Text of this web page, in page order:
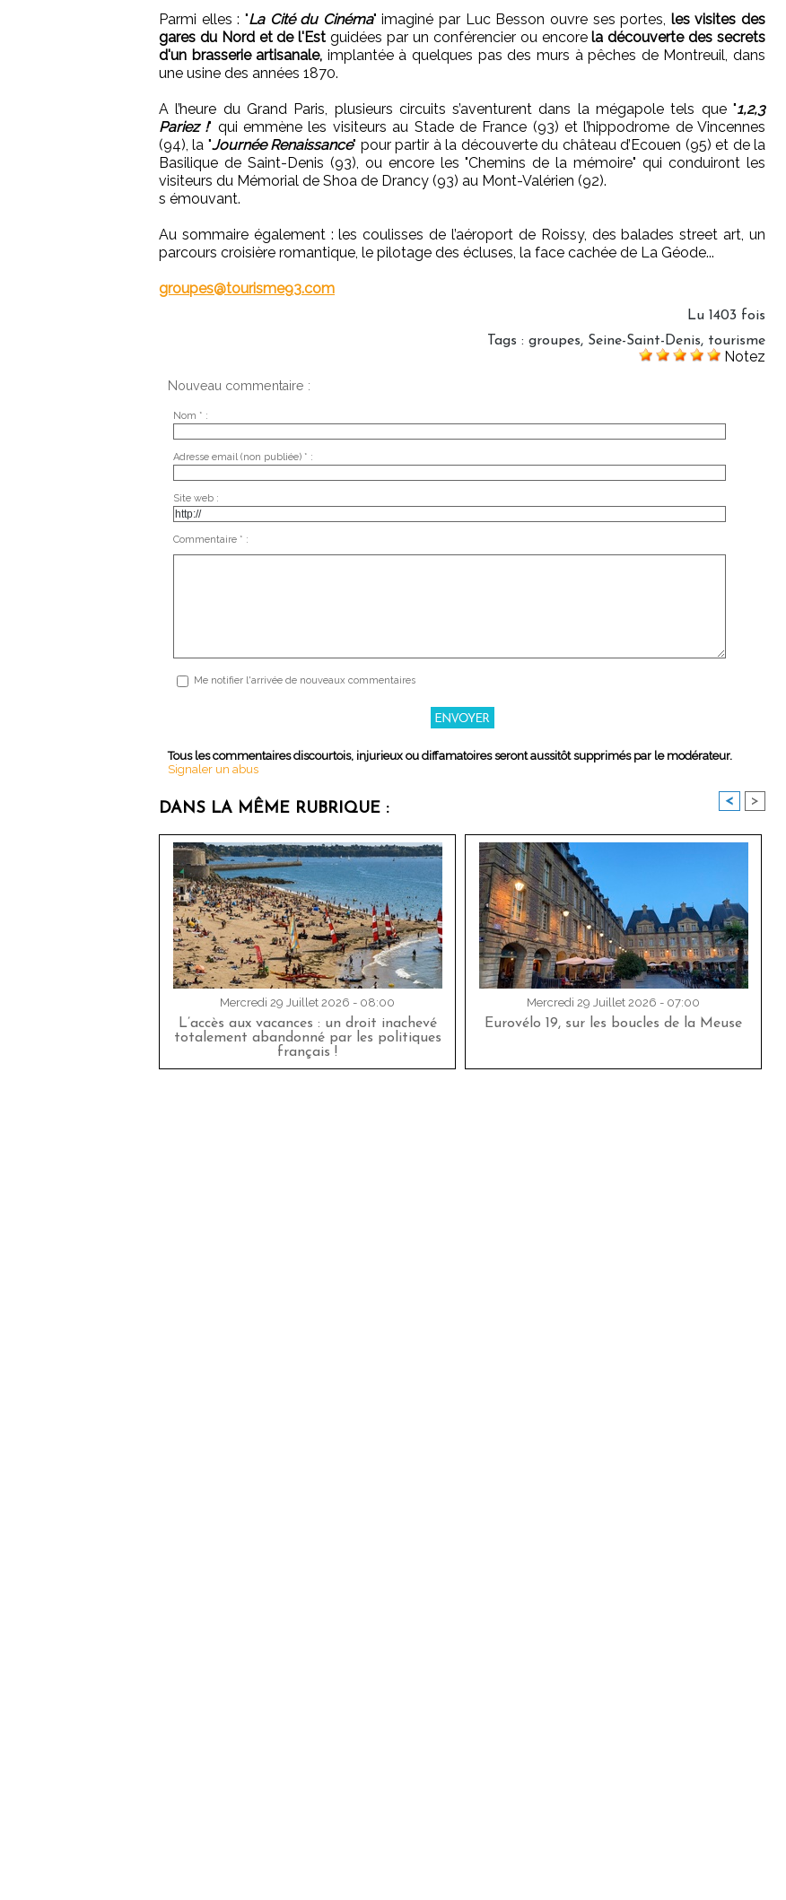
Parmi elles : "La Cité du Cinéma" imaginé par Luc Besson ouvre ses portes, les visites des
gares du Nord et de l'Est guidées par un conférencier ou encorela découverte des secrets
d'un brasserie artisanale, implantée à quelques pas des murs à pêches de Montreuil, dans
une usine des années 1870.
A l’heure du Grand Paris, plusieurs circuits s’aventurent dans la mégapole tels que "1,2,3
Pariez !" qui emmène les visiteurs au Stade de France (93) et l’hippodrome de Vincennes
(94), la "Journée Renaissance" pour partir à la découverte du château d’Ecouen (95) et de la
Basilique de Saint-Denis (93), ou encore les "Chemins de la mémoire" qui conduiront les
visiteurs du Mémorial de Shoa de Drancy (93) au Mont-Valérien (92).
s émouvant.
Au sommaire également : les coulisses de l’aéroport de Roissy, des balades street art, un
parcours croisière romantique, le pilotage des écluses, la face cachée de La Géode...
groupes@tourisme93.com
Lu 1403 fois
Tags : groupes, Seine-Saint-Denis, tourisme
Notez
Nouveau commentaire :
Nom * :
Adresse email (non publiée) * :
Site web :
Commentaire * :
Me notifier l'arrivée de nouveaux commentaires
Tous les commentaires discourtois, injurieux ou diffamatoires seront aussitôt supprimés par le modérateur.
Signaler un abus
DANS LA MÊME RUBRIQUE : < >
Mercredi 29 Juillet 2026 - 08:00
L’accès aux vacances : un droit inachevé
totalement abandonné par les politiques
français !
Mercredi 29 Juillet 2026 - 07:00
Eurovélo 19, sur les boucles de la Meuse